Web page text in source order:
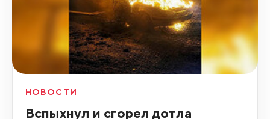
НОВОСТИ
Вспыхнул и сгорел дотла